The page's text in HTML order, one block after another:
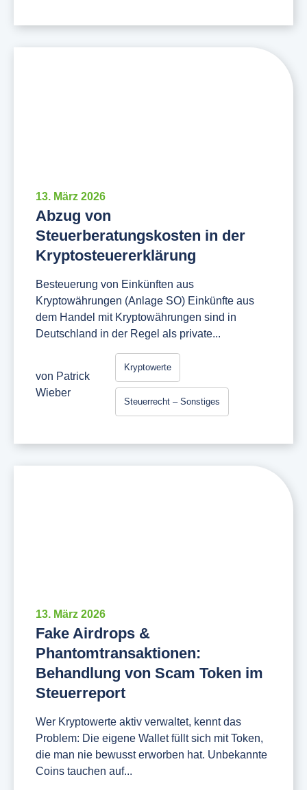
13. März 2026
Abzug von
Steuerberatungskosten in der
Kryptosteuererklärung
Besteuerung von Einkünften aus
Kryptowährungen (Anlage SO) Einkünfte aus
dem Handel mit Kryptowährungen sind in
Deutschland in der Regel als private...
von Patrick
Wieber
Kryptowerte
Steuerrecht – Sonstiges
13. März 2026
Fake Airdrops &
Phantomtransaktionen:
Behandlung von Scam Token im
Steuerreport
Wer Kryptowerte aktiv verwaltet, kennt das
Problem: Die eigene Wallet füllt sich mit Token,
die man nie bewusst erworben hat. Unbekannte
Coins tauchen auf...